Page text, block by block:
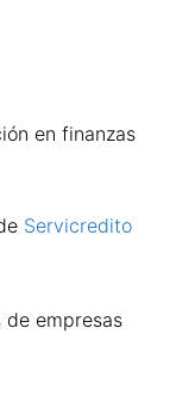
en finanzas
Servicredito
empresas